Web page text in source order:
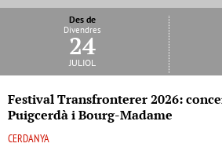
Des de
Divendres
24
juliol
Festival Transfronterer 2026:
Puigcerdà i Bourg-Madame
CERDANYA